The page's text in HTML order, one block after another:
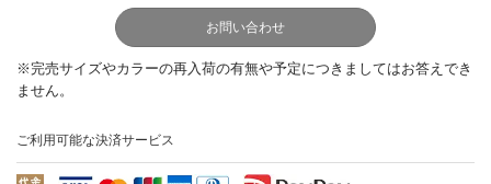
お問い合わせ
ご利用可能な決済サービス